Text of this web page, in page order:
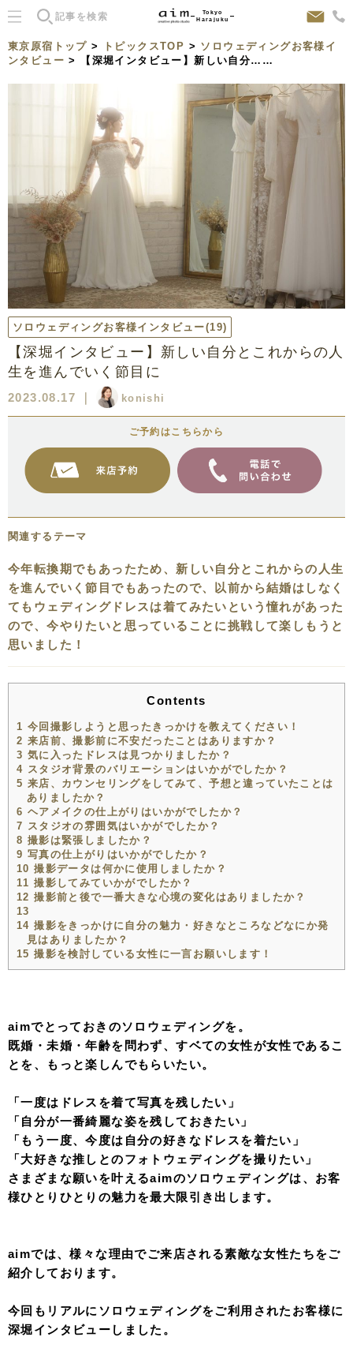
Tokyo
Harajuku
東京原宿トップ > トピックスTOP > ソロウェディングお客様イ
ンタビュー > 【深堀インタビュー】新しい自分……
ソロウェディングお客様インタビュー(19)
【深堀インタビュー】新しい自分とこれからの人
生を進んでいく節目に
2023.08.17 konishi
ご予約はこちらから
関連するテーマ
今年転換期でもあったため、新しい自分とこれからの人生
を進んでいく節目でもあったので、以前から結婚はしなく
てもウェディングドレスは着てみたいという憧れがあった
ので、今やりたいと思っていることに挑戦して楽しもうと
思いました！
Contents
1 今回撮影しようと思ったきっかけを教えてください！
2 来店前、撮影前に不安だったことはありますか？
3 気に入ったドレスは見つかりましたか？
4 スタジオ背景のバリエーションはいかがでしたか？
5 来店、カウンセリングをしてみて、予想と違っていたことは
ありましたか？
6 ヘアメイクの仕上がりはいかがでしたか？
7 スタジオの雰囲気はいかがでしたか？
8 撮影は緊張しましたか？
9 写真の仕上がりはいかがでしたか？
10 撮影データは何かに使用しましたか？
11 撮影してみていかがでしたか？
12 撮影前と後で一番大きな心境の変化はありましたか？
13
14 撮影をきっかけに自分の魅力・好きなところなどなにか発
見はありましたか？
15 撮影を検討している女性に一言お願いします！
aimでとっておきのソロウェディングを。
既婚・未婚・年齢を問わず、すベての女性が女性であるこ
とを、もっと楽しんでもらいたい。
「一度はドレスを着て写真を残したい」
「自分が一番綺麗な姿を残しておきたい」
「もう一度、今度は自分の好きなドレスを着たい」
「大好きな推しとのフォトウェディングを撮りたい」
さまざまな願いを叶えるaimのソロウェディングは、お客
様ひとりひとりの魅力を最大限引き出します。
aimでは、様々な理由でご来店される素敵な女性たちをご
紹介しております。
今回もリアルにソロウェディングをご利用されたお客様に
深堀インタビューしました。